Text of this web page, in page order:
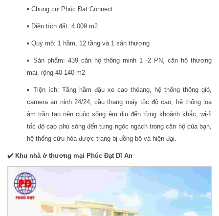
▪️ Chung cư Phúc Đạt Connect
▪️ Diện tích đất: 4.009 m2
▪️ Quy mô: 1 hầm, 12 tầng và 1 sân thượng
▪️ Sản phẩm: 439 căn hộ thông minh 1 -2 PN, căn hộ thương
mại, rộng 40-140 m2
▪️ Tiện ích: Tầng hầm đậu xe cao thóang, hệ thống thông gió,
camera an ninh 24/24, cầu thang máy tốc độ cao, hệ thống loa
âm trần tạo nên cuộc sống êm dịu đến từng khoảnh khắc, wi-fi
tốc độ cao phủ sóng đến từng ngóc ngách trong căn hộ của bạn,
hệ thống cứu hỏa được trang bị đồng bộ và hiện đại.
✔️ Khu nhà ở thương mại Phúc Đạt Dĩ An